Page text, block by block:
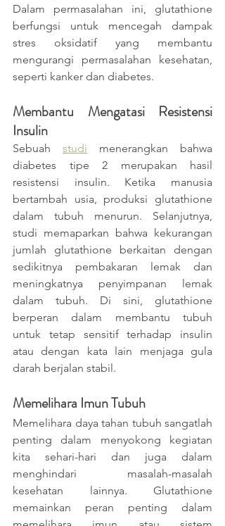
Dalam permasalahan ini, glutathione
berfungsi untuk mencegah dampak
stres oksidatif yang membantu
mengurangi permasalahan kesehatan,
seperti kanker dan diabetes.
Membantu Mengatasi Resistensi
Insulin
Sebuah studi menerangkan bahwa
diabetes tipe 2 merupakan hasil
resistensi insulin. Ketika manusia
bertambah usia, produksi glutathione
dalam tubuh menurun. Selanjutnya,
studi memaparkan bahwa kekurangan
jumlah glutathione berkaitan dengan
sedikitnya pembakaran lemak dan
meningkatnya penyimpanan lemak
dalam tubuh. Di sini, glutathione
berperan dalam membantu tubuh
untuk tetap sensitif terhadap insulin
atau dengan kata lain menjaga gula
darah berjalan stabil.
Memelihara Imun Tubuh
Memelihara daya tahan tubuh sangatlah
penting dalam menyokong kegiatan
kita sehari-hari dan juga dalam
menghindari masalah-masalah
kesehatan lainnya. Glutathione
memainkan peran penting dalam